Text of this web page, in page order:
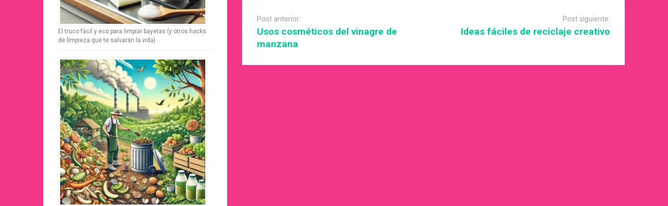
navigation
Post anterior:
Usos cosméticos del vinagre de
manzana
Post siguiente:
Ideas fáciles de reciclaje creativo
El truco fácil y eco para limpiar bayetas (y otros hacks
de limpieza que te salvarán la vida)